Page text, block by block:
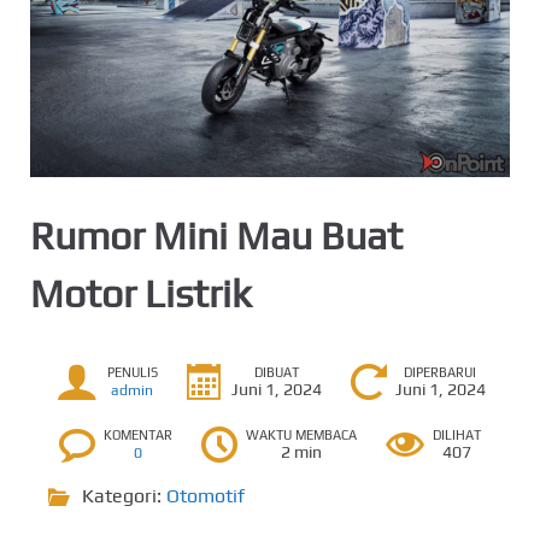
Rumor Mini Mau Buat
Motor Listrik
PENULIS
admin
DIBUAT
Juni 1, 2024
DIPERBARUI
Juni 1, 2024
KOMENTAR
0
WAKTU MEMBACA
2 min
DILIHAT
407
Kategori: Otomotif